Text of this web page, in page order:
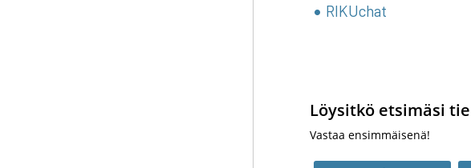
RIKUchat
Löysitkö etsimäsi
Vastaa ensimmäisenä!